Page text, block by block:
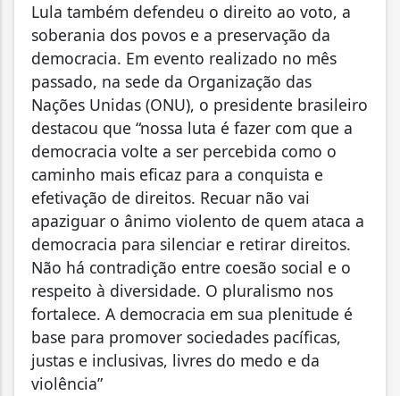
Lula também defendeu o direito ao voto, a
soberania dos povos e a preservação da
democracia. Em evento realizado no mês
passado, na sede da Organização das
Nações Unidas (ONU), o presidente brasileiro
destacou que “nossa luta é fazer com que a
democracia volte a ser percebida como o
caminho mais eficaz para a conquista e
efetivação de direitos. Recuar não vai
apaziguar o ânimo violento de quem ataca a
democracia para silenciar e retirar direitos.
Não há contradição entre coesão social e o
respeito à diversidade. O pluralismo nos
fortalece. A democracia em sua plenitude é
base para promover sociedades pacíficas,
justas e inclusivas, livres do medo e da
violência”